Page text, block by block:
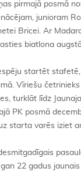
pirmajā posmā
junioram
Bricei. Ar
biatlona
startēt
Vīriešu
turklāt līdz
PK posmā
starta varēs iziet
22 gadus